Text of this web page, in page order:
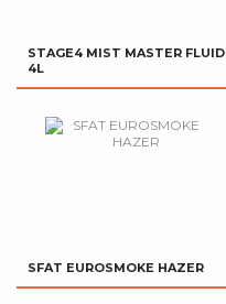
STAGE4 MIST MASTER FLUID
4L
SFAT EUROSMOKE HAZER